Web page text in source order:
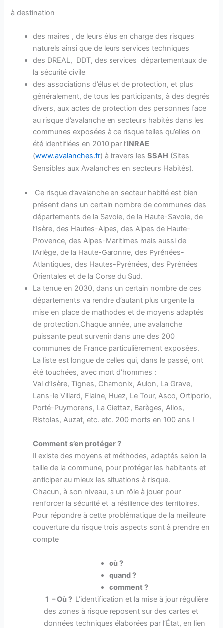
à destination
des maires , de leurs élus en charge des risques
naturels ainsi que de leurs services techniques
des DREAL, DDT, des services départementaux de
la sécurité civile
des associations d’élus et de protection, et plus
généralement, de tous les participants, à des degrés
divers, aux actes de protection des personnes face
au risque d’avalanche en secteurs habités dans les
communes exposées à ce risque telles qu’elles on
été identifiées en 2010 par l’INRAE
(www.avalanches.fr) à travers lesSSAH (Sites
Sensibles aux Avalanches en secteurs Habités).
Ce risque d’avalanche en secteur habité est bien
présent dans un certain nombre de communes des
départements de la Savoie, de la Haute-Savoie, de
l’Isère, des Hautes-Alpes, des Alpes de Haute-
Provence, des Alpes-Maritimes mais aussi de
l’Ariège, de la Haute-Garonne, des Pyrénées-
Atlantiques, des Hautes-Pyrénées, des Pyrénées
Orientales et de la Corse du Sud.
La tenue en 2030, dans un certain nombre de ces
départements va rendre d’autant plus urgente la
mise en place de mathodes et de moyens adaptés
de protection.Chaque année, une avalanche
puissante peut survenir dans une des 200
communes de France particulièrement exposées.
La liste est longue de celles qui, dans le passé, ont
été touchées, avec mort d’hommes :
Val d’Isère, Tignes, Chamonix, Aulon, La Grave,
Lans-le Villard, Flaine, Huez, Le Tour, Asco, Ortiporio,
Porté-Puymorens, La Giettaz, Barèges, Allos,
Ristolas, Auzat, etc. etc. 200 morts en 100 ans !
Comment s’en protéger ?
Il existe des moyens et méthodes, adaptés selon la
taille de la commune, pour protéger les habitants et
anticiper au mieux les situations à risque.
Chacun, à son niveau, a un rôle à jouer pour
renforcer la sécurité et la résilience des territoires.
Pour répondre à cette problématique de la meilleure
couverture du risque trois aspects sont à prendre en
compte
où ?
quand ?
comment ?
1 – Où ? L’identification et la mise à jour régulière
des zones à risque reposent sur des cartes et
données techniques élaborées par l’État, en lien